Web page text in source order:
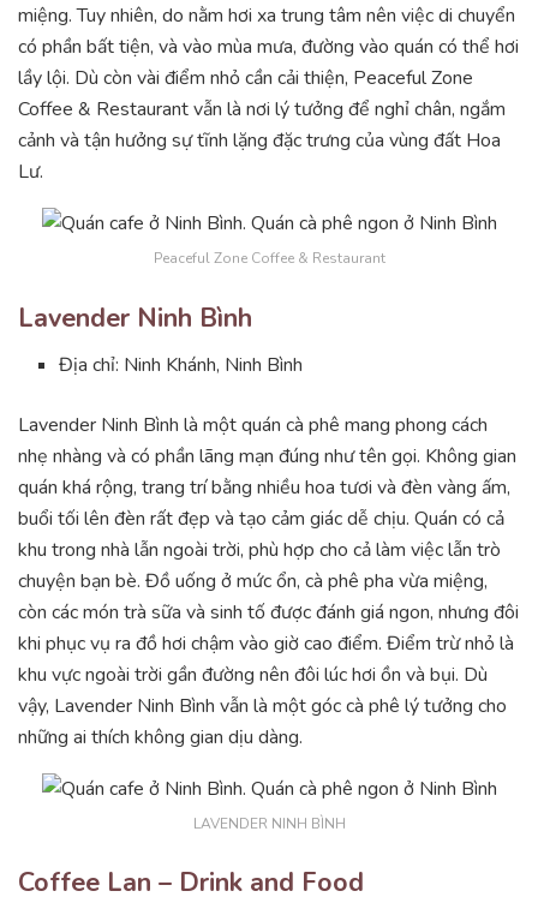
miệng. Tuy nhiên, do nằm hơi xa trung tâm nên việc di chuyển
có phần bất tiện, và vào mùa mưa, đường vào quán có thể hơi
lầy lội. Dù còn vài điểm nhỏ cần cải thiện, Peaceful Zone
Coffee & Restaurant vẫn là nơi lý tưởng để nghỉ chân, ngắm
cảnh và tận hưởng sự tĩnh lặng đặc trưng của vùng đất Hoa
Lư.
Peaceful Zone Coffee & Restaurant
Lavender Ninh Bình
Địa chỉ: Ninh Khánh, Ninh Bình
Lavender Ninh Bình là một quán cà phê mang phong cách
nhẹ nhàng và có phần lãng mạn đúng như tên gọi. Không gian
quán khá rộng, trang trí bằng nhiều hoa tươi và đèn vàng ấm,
buổi tối lên đèn rất đẹp và tạo cảm giác dễ chịu. Quán có cả
khu trong nhà lẫn ngoài trời, phù hợp cho cả làm việc lẫn trò
chuyện bạn bè. Đồ uống ở mức ổn, cà phê pha vừa miệng,
còn các món trà sữa và sinh tố được đánh giá ngon, nhưng đôi
khi phục vụ ra đồ hơi chậm vào giờ cao điểm. Điểm trừ nhỏ là
khu vực ngoài trời gần đường nên đôi lúc hơi ồn và bụi. Dù
vậy, Lavender Ninh Bình vẫn là một góc cà phê lý tưởng cho
những ai thích không gian dịu dàng.
LAVENDER NINH BÌNH
Coffee Lan – Drink and Food